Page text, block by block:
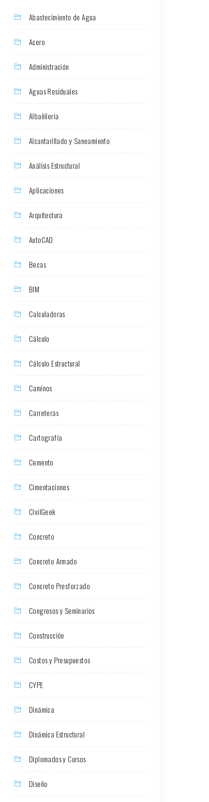
Abastecimiento de Agua
Acero
Administración
Aguas Residuales
Albañilería
Alcantarillado y Saneamiento
Análisis Estructural
Aplicaciones
Arquitectura
AutoCAD
Becas
BIM
Calculadoras
Cálculo
Cálculo Estructural
Caminos
Carreteras
Cartografía
Cemento
Cimentaciones
CivilGeek
Concreto
Concreto Armado
Concreto Presforzado
Congresos y Seminarios
Construcción
Costos y Presupuestos
CYPE
Dinámica
Dinámica Estructural
Diplomados y Cursos
Diseño